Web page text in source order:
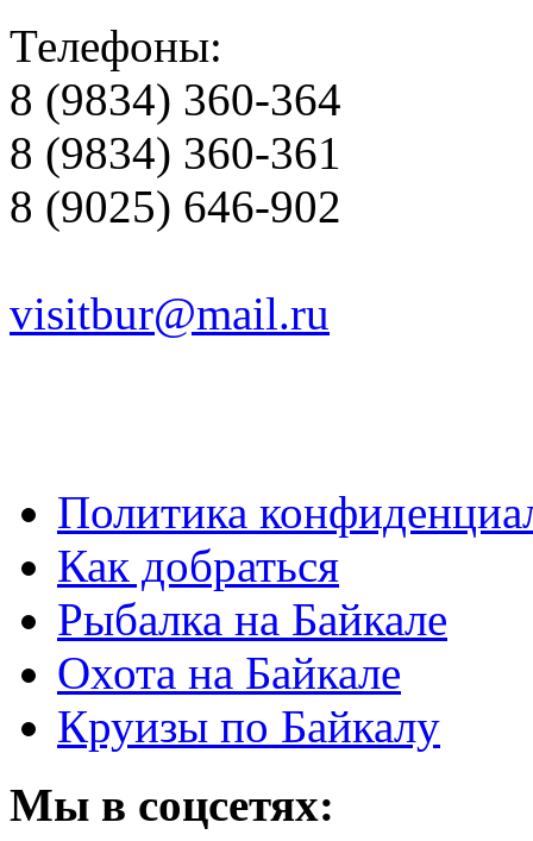
Телефоны:
8 (9834) 360-364
8 (9834) 360-361
8 (9025) 646-902
visitbur@mail.ru
Политика
Как добраться
Рыбалка на Байкале
Охота на Байкале
Круизы по Байкалу
Мы в соцсетях: